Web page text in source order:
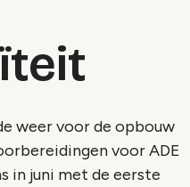
weer voor de opbouw
voor ADE
in juni met de eerste